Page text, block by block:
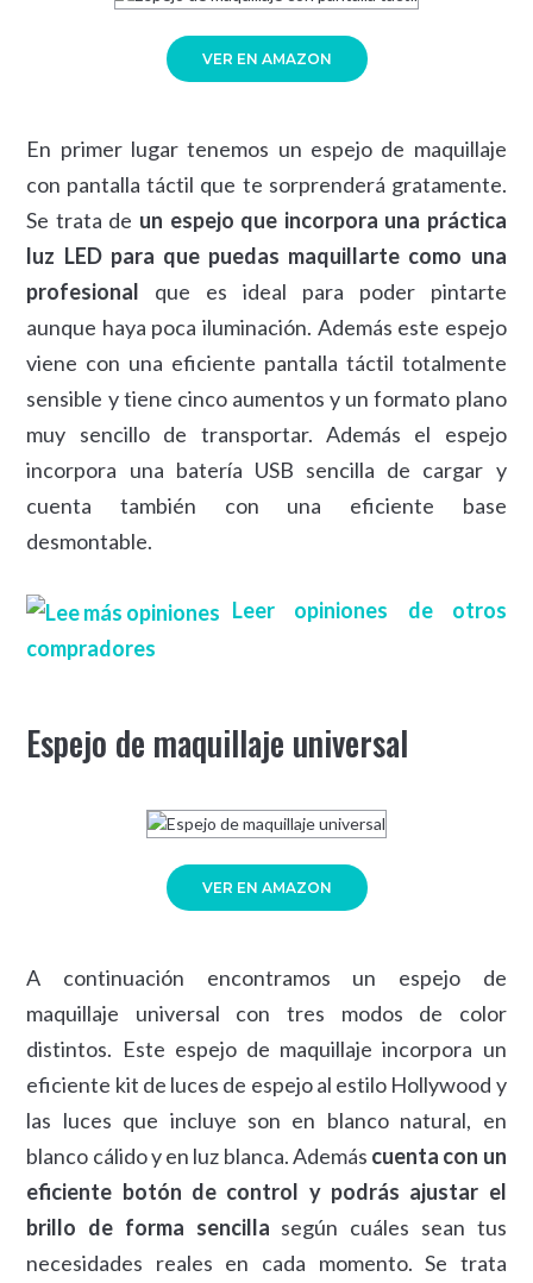
VER EN AMAZON
En primer lugar tenemos un espejo de maquillaje
con pantalla táctil que te sorprenderá gratamente.
Se trata de un espejo que incorpora una práctica
luz LED para que puedas maquillarte como una
profesional que es ideal para poder pintarte
aunque haya poca iluminación. Además este espejo
viene con una eficiente pantalla táctil totalmente
sensible y tiene cinco aumentos y un formato plano
muy sencillo de transportar. Además el espejo
incorpora una batería USB sencilla de cargar y
cuenta también con una eficiente base
desmontable.
Leer opiniones de otros
compradores
Espejo de maquillaje universal
VER EN AMAZON
A continuación encontramos un espejo de
maquillaje universal con tres modos de color
distintos. Este espejo de maquillaje incorpora un
eficiente kit de luces de espejo al estilo Hollywood y
las luces que incluye son en blanco natural, en
blanco cálido y en luz blanca. Además cuenta con un
eficiente botón de control y podrás ajustar el
brillo de forma sencilla según cuáles sean tus
necesidades reales en cada momento. Se trata